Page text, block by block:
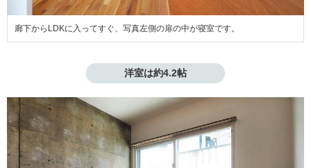
廊下からLDKに入ってすぐ、写真左側の扉の中が寝室です。
洋室は約4.2帖